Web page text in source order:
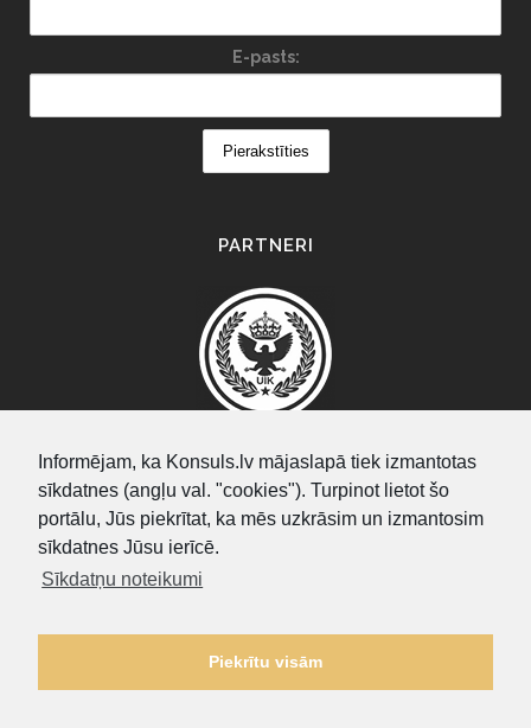
Informējam, ka Konsuls.lv mājaslapā tiek izmantotas
sīkdatnes (angļu val. "cookies"). Turpinot lietot šo
portālu, Jūs piekrītat, ka mēs uzkrāsim un izmantosim
sīkdatnes Jūsu ierīcē.
Sīkdatņu noteikumi
Piekrītu visām
E-pasts:
PARTNERI
SEARCH